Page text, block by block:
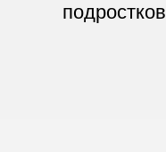
подростков